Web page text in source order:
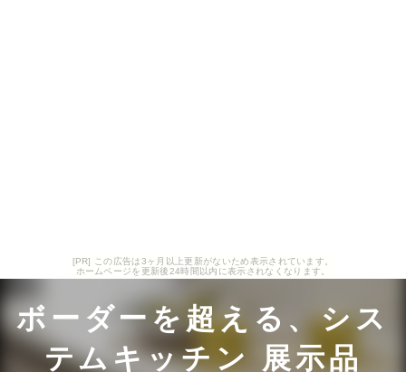
[PR] この広告は3ヶ月以上更新がないため表示されています。
ホームページを更新後24時間以内に表示されなくなります。
ボーダーを超える、シス
テムキッチン 展示品